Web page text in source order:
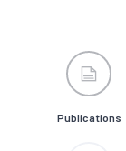
Publications